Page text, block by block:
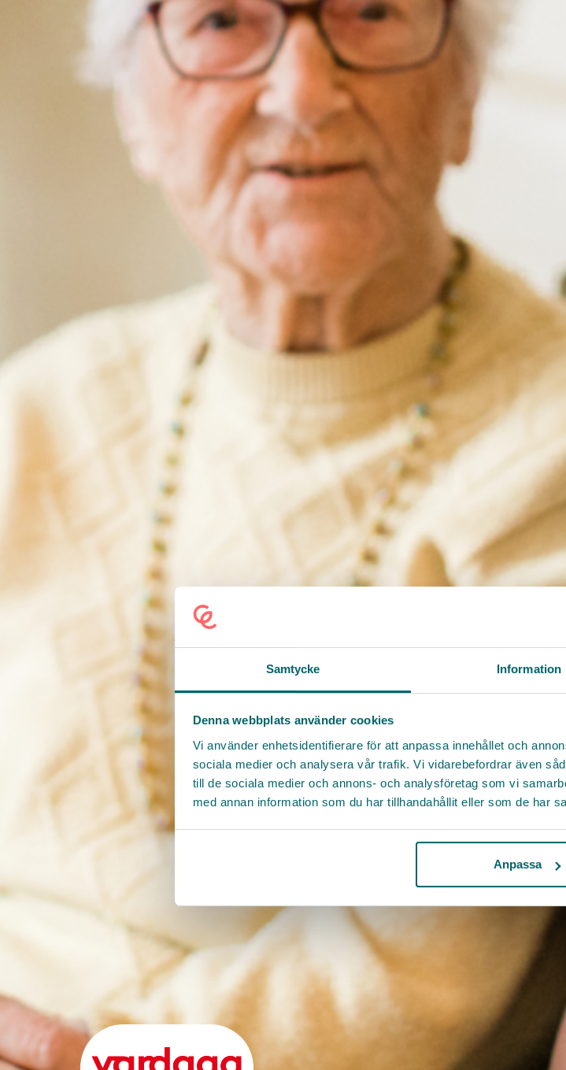
Samtycke Information
Denna webbplats använder cookies
Vi använder enhetsidentifierare för att anpassa innehållet och
sociala medier och analysera vår trafik. Vi vidarebefordrar även
till de sociala medier och annons- och analysföretag som vi
med annan information som du har tillhandahållit eller som de har
Anpassa